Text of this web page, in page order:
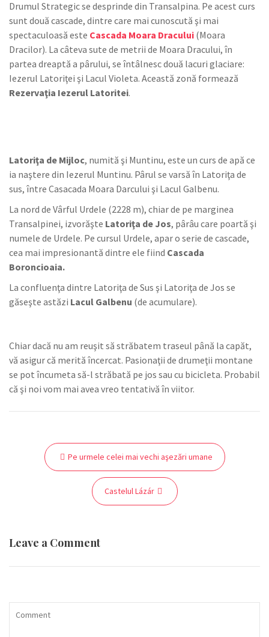
Drumul Strategic se desprinde din Transalpina. Pe acest curs
sunt două cascade, dintre care mai cunoscută şi mai
spectaculoasă este Cascada Moara Dracului (Moara
Dracilor). La câteva sute de metrii de Moara Dracului, în
partea dreaptă a pârului, se întâlnesc două lacuri glaciare:
Iezerul Latoriţei şi Lacul Violeta. Această zonă formează
Rezervaţia Iezerul Latoritei.
Latoriţa de Mijloc, numită şi Muntinu, este un curs de apă ce
ia naştere din Iezerul Muntinu. Pârul se varsă în Latoriţa de
sus, între Casacada Moara Darcului şi Lacul Galbenu.
La nord de Vârful Urdele (2228 m), chiar de pe marginea
Transalpinei, izvorăşte Latoriţa de Jos, pârâu care poartă şi
numele de Urdele. Pe cursul Urdele, apar o serie de cascade,
cea mai impresionantă dintre ele fiind Cascada
Boroncioaia.
La confluenţa dintre Latoriţa de Sus şi Latoriţa de Jos se
găseşte astăzi Lacul Galbenu (de acumulare).
Chiar dacă nu am reuşit să străbatem traseul până la capăt,
vă asigur că merită încercat. Pasionaţii de drumeţii montane
se pot încumeta să-l străbată pe jos sau cu bicicleta. Probabil
că şi noi vom mai avea vreo tentativă în viitor.
NavigarePe urmele celei mai vechi aşezări umane
Castelul Lázár
Leave a Comment